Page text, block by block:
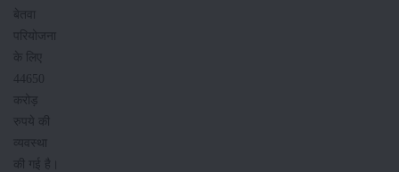
बेतवा
परियोजना
के लिए
44650
करोड़
रुपये की
व्यवस्था
की गई है।